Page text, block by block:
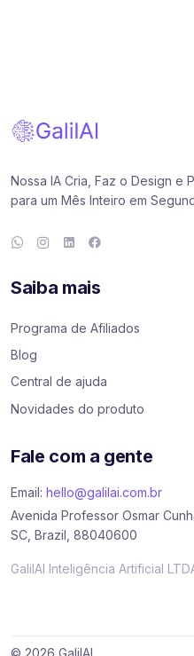
Nossa IA Cria, Faz o Design e
para um Mês Inteiro em
Saiba mais
Programa de Afiliados
Blog
Central de ajuda
Novidades do produto
Fale com a gente
Email: hello@galilai.com.br
Avenida Professor Osmar
SC, Brazil, 88040600
GalilAI Inteligência Artificial
© 2026 GalilAI